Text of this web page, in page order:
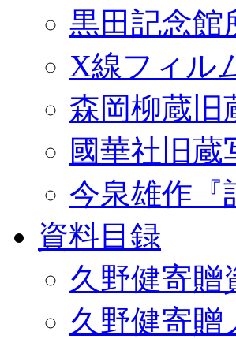
黒田記念館
X線フィル
森岡柳蔵旧
國華社旧
今泉雄作『
資料目録
久野健寄贈
久野健寄贈